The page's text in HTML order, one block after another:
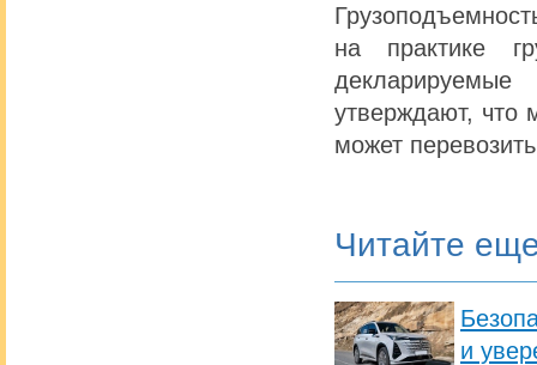
на практике
утверждают, что
может
Читайте
и